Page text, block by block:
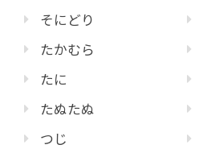
そにどり
たかむら
たに
たぬたぬ
つじ